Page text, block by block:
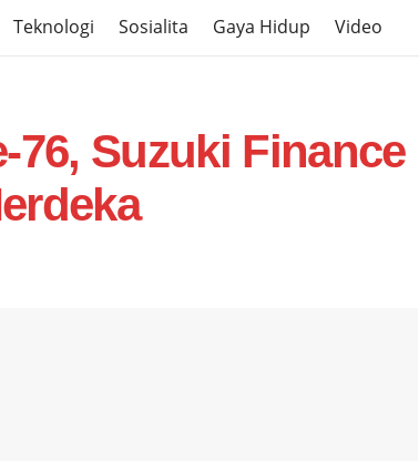
Teknologi Sosialita Gaya Hidup Video
76, Suzuki Finance